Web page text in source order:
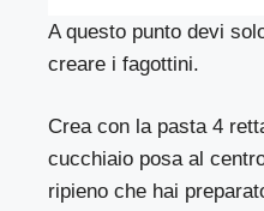
A questo punto devi
creare i fagottini.
Crea con la pasta 4
cucchiaio posa al
ripieno che hai